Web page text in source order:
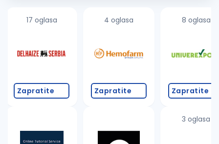
17 oglasa
Zapratite
4 oglasa
Zapratite
8 oglasa
Zapratite
3 oglasa